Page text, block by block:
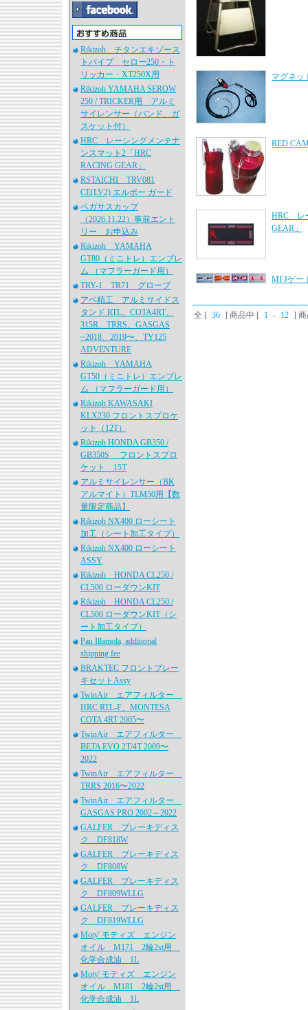
Rikizoh チタンエキゾース
トパイプ セロー250・ト
リッカー・XT250X用
Rikizoh YAMAHA SEROW
250 / TRICKER用 アルミ
サイレンサー（バンド、ガ
スケット付）
HRC レーシングメンテナ
ンスマット2「HRC
RACING GEAR」
RSTAICHI TRV081
CE(LV2) エルボー ガード
ペガサスカップ
（2026.11.22）事前エント
リー お申込み
Rikizoh YAMAHA
GT80（ミニトレ）エンブレ
ム （マフラーガード用）
TRY-1 TR71 グローブ
アベ精工 アルミサイドス
タンド RTL、COTA4RT、
315R、TRRS、GASGAS
~2018、2019〜、TY125
ADVENTURE
Rikizoh YAMAHA
GT50（ミニトレ）エンブレ
ム （マフラーガード用）
Rikizoh KAWASAKI
KLX230 フロントスプロケ
ット（12T）
Rikizoh HONDA GB350 /
GB350S フロントスプロ
ケット 15T
アルミサイレンサー（BK
アルマイト）TLM50用【数
量限定商品】
Rikizoh NX400 ローシート
加工（シート加工タイプ）
Rikizoh NX400 ローシート
ASSY
Rikizoh HONDA CL250 /
CL500 ローダウンKIT
Rikizoh HONDA CL250 /
CL500 ローダウンKIT（シ
ート加工タイプ）
Pau Illamola, additional
shipping fee
BRAKTEC フロントブレー
キセットAssy
TwinAir エアフィルター
HRC RTL-F、MONTESA
COTA 4RT 2005〜
TwinAir エアフィルター
BETA EVO 2T/4T 2009〜
2022
TwinAir エアフィルター
TRRS 2016〜2022
TwinAir エアフィルター
GASGAS PRO 2002～2022
GALFER ブレーキディス
ク DF818W
GALFER ブレーキディス
ク DF808W
GALFER ブレーキディス
ク DF809WLLG
GALFER ブレーキディス
ク DF819WLLG
Moty' モティズ エンジン
オイル M171 2輪2st用
化学合成油 1L
Moty' モティズ エンジン
オイル M181 2輪2st用
化学合成油 1L
マグネッ
RED
HRC レ
GEAR」
MFJゲー
全 [ 36 ] 商品中 [ 1 - 12 ] 商